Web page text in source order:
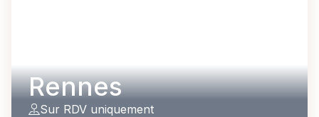
Rennes
Sur RDV uniquement